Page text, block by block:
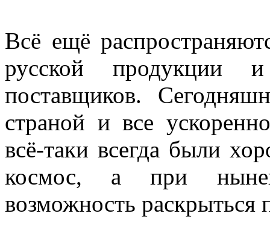
Всё ещё
русской продукции
поставщиков.
страной и все
всё-таки всегда были
космос, а при
возможность